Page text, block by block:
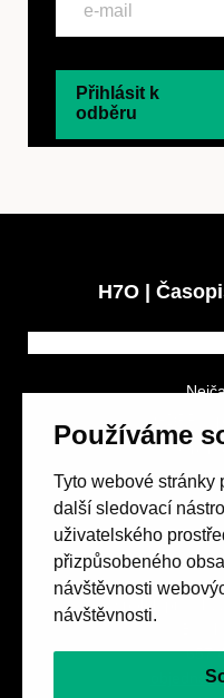
Používáme
Tyto webové stránky
další sledovací
uživatelského
přizpůsobeného
návštěvnosti
návštěvnosti.
Přihlásit k
odběru
H7O |
Spolek přátel
657